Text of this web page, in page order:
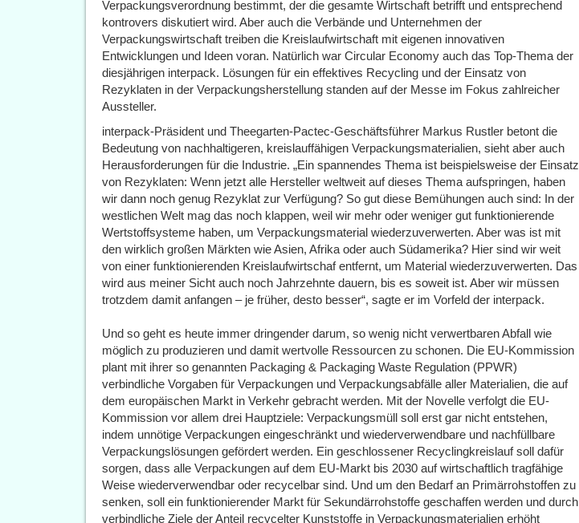
Verpackungsverordnung bestimmt, der die gesamte Wirtschaft betrifft und entsprechend
kontrovers diskutiert wird. Aber auch die Verbände und Unternehmen der
Verpackungswirtschaft treiben die Kreislaufwirtschaft mit eigenen innovativen
Entwicklungen und Ideen voran. Natürlich war Circular Economy auch das Top-Thema der
diesjährigen interpack. Lösungen für ein effektives Recycling und der Einsatz von
Rezyklaten in der Verpackungsherstellung standen auf der Messe im Fokus zahlreicher
Aussteller.
interpack-Präsident und Theegarten-Pactec-Geschäftsführer Markus Rustler betont die
Bedeutung von nachhaltigeren, kreislauffähigen Verpackungsmaterialien, sieht aber auch
Herausforderungen für die Industrie. „Ein spannendes Thema ist beispielsweise der Einsatz
von Rezyklaten: Wenn jetzt alle Hersteller weltweit auf dieses Thema aufspringen, haben
wir dann noch genug Rezyklat zur Verfügung? So gut diese Bemühungen auch sind: In der
westlichen Welt mag das noch klappen, weil wir mehr oder weniger gut funktionierende
Wertstoffsysteme haben, um Verpackungsmaterial wiederzuverwerten. Aber was ist mit
den wirklich großen Märkten wie Asien, Afrika oder auch Südamerika? Hier sind wir weit
von einer funktionierenden Kreislaufwirtschaf entfernt, um Material wiederzuverwerten. Das
wird aus meiner Sicht auch noch Jahrzehnte dauern, bis es soweit ist. Aber wir müssen
trotzdem damit anfangen – je früher, desto besser“, sagte er im Vorfeld der interpack.
Und so geht es heute immer dringender darum, so wenig nicht verwertbaren Abfall wie
möglich zu produzieren und damit wertvolle Ressourcen zu schonen. Die EU-Kommission
plant mit ihrer so genannten Packaging & Packaging Waste Regulation (PPWR)
verbindliche Vorgaben für Verpackungen und Verpackungsabfälle aller Materialien, die auf
dem europäischen Markt in Verkehr gebracht werden. Mit der Novelle verfolgt die EU-
Kommission vor allem drei Hauptziele: Verpackungsmüll soll erst gar nicht entstehen,
indem unnötige Verpackungen eingeschränkt und wiederverwendbare und nachfüllbare
Verpackungslösungen gefördert werden. Ein geschlossener Recyclingkreislauf soll dafür
sorgen, dass alle Verpackungen auf dem EU-Markt bis 2030 auf wirtschaftlich tragfähige
Weise wiederverwendbar oder recycelbar sind. Und um den Bedarf an Primärrohstoffen zu
senken, soll ein funktionierender Markt für Sekundärrohstoffe geschaffen werden und durch
verbindliche Ziele der Anteil recycelter Kunststoffe in Verpackungsmaterialien erhöht